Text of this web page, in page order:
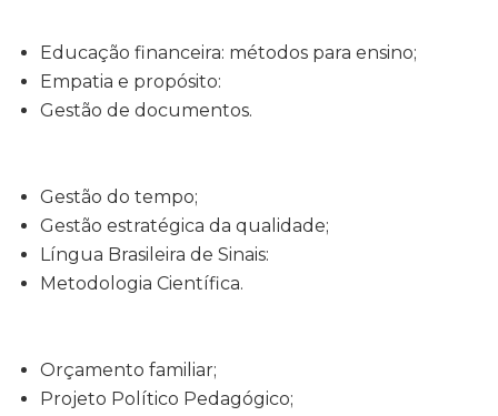
Educação financeira: métodos para ensino;
Empatia e propósito:
Gestão de documentos.
Gestão do tempo;
Gestão estratégica da qualidade;
Língua Brasileira de Sinais:
Metodologia Científica.
Orçamento familiar;
Projeto Político Pedagógico;